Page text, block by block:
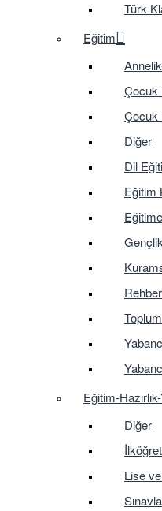
Türk
Eğitim
Çocuk
Çocuk
Diğer
Dil
Eğitim
Eğitim-
Diğer
Lise